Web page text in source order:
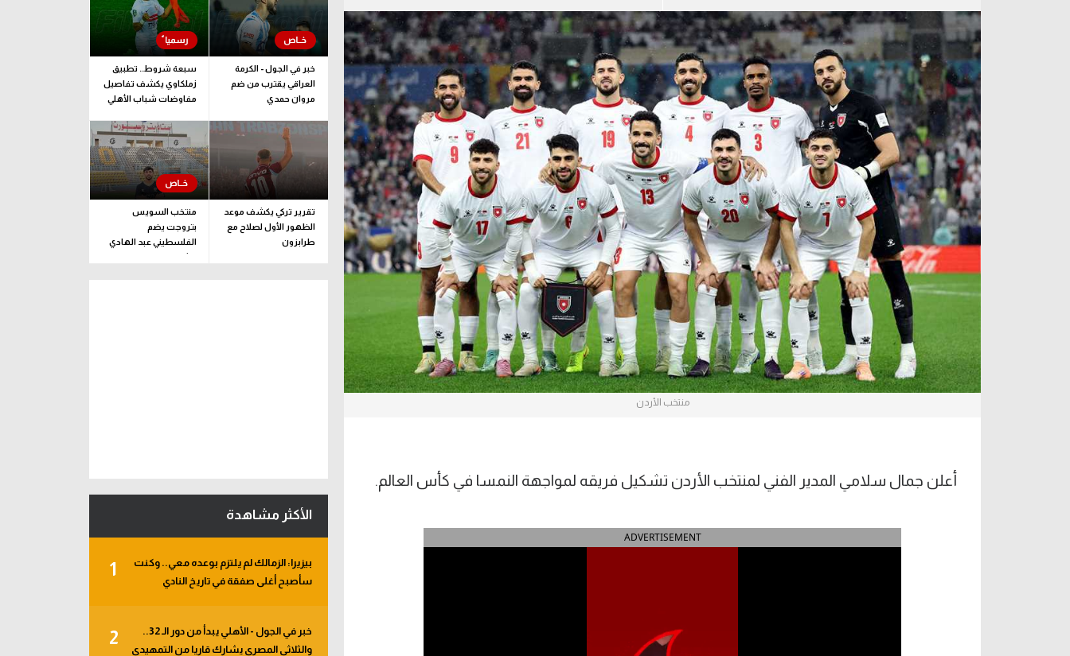
آراء حرة
ركن الألعاب
الدوري السعودي للمحترفين
دوري أبطال أوروبا
دوري أبطال إفريقيا
كل البطولات
دوري أبطال أوروبا
القسم الثاني
رياضات أخرى
آسيا
أمريكا
ركن الألعاب
منتخب الأردن
أعلن جمال سلامي المدير الفني لمنتخب الأردن تشكيل فريقه لمواجهة النمسا في كأس العالم.
ADVERTISEMENT
خبر في الجول - الكرمة
العراقي يقترب من ضم
مروان حمدي
سبعة شروط.. تطبيق
زملكاوي يكشف تفاصيل
مفاوضات شباب الأهلي
تقرير تركي يكشف موعد
الظهور الأول لصلاح مع
طرابزون
منتخب السويس
بتروجت يضم
الفلسطيني عبد الهادي
راشد
الأكثر مشاهدة
1
بيزيرا: الزمالك لم يلتزم بوعده معي.. وكنت
سأصبح أغلى صفقة في تاريخ النادي
2
خبر في الجول - الأهلي يبدأ من دور الـ 32..
والثلاثي المصري يشارك قاريا من التمهيدي